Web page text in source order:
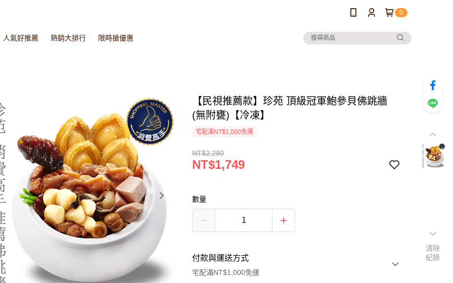
0
人氣好推薦 熱銷大排行 限時搶優惠
【民視推薦款】珍苑 頂級冠軍鮑參貝佛跳牆
(無附甕)【冷凍】
宅配滿NT$1,000免運
NT$2,280
NT$1,749
數量
付款與運送方式
宅配滿NT$1,000免運
清除
紀錄